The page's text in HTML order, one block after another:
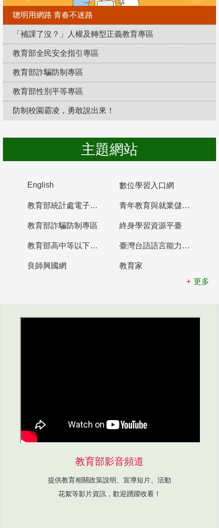
聰明用網路 青春不迷路
「補課了沒？」人權及轉型正義教育專區
教育部全民安全指引專區
教育部詐騙防制專區
教育部性別平等專區
防制校園霸凌，勇敢說出來！
主題網站
English 數位學習入口網
教育部統計處電子書櫃 青年教育與就業儲蓄帳戶
教育部詐騙防制專區 終身學習資源平臺
教育部高中等以下學校及幼兒園教師資格檢定考試 臺灣台語語言能力認證網站
良師興國網
教育家
更多
教育部影音頻道
提供教育相關政策說明、宣導短片、活動
花絮等影片資訊，歡迎踴躍收看！